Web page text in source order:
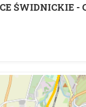
ŚWIDNICKIE -